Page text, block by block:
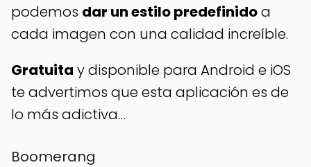
podemos dar un estilo predefinidoa
cada imagen con una calidad increíble.
Gratuita y disponible para Android e iOS
te advertimos que esta aplicación es de
lo más adictiva…
Boomerang